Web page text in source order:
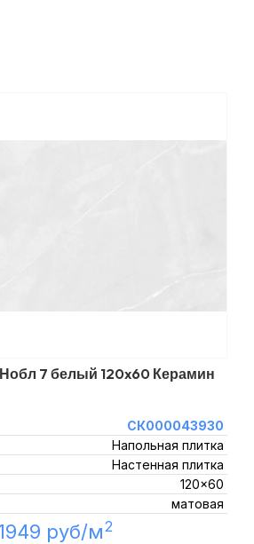
7 белый 120x60 Керамин
СК000043930
Напольная плитка
Настенная плитка
120x60
матовая
руб/м2